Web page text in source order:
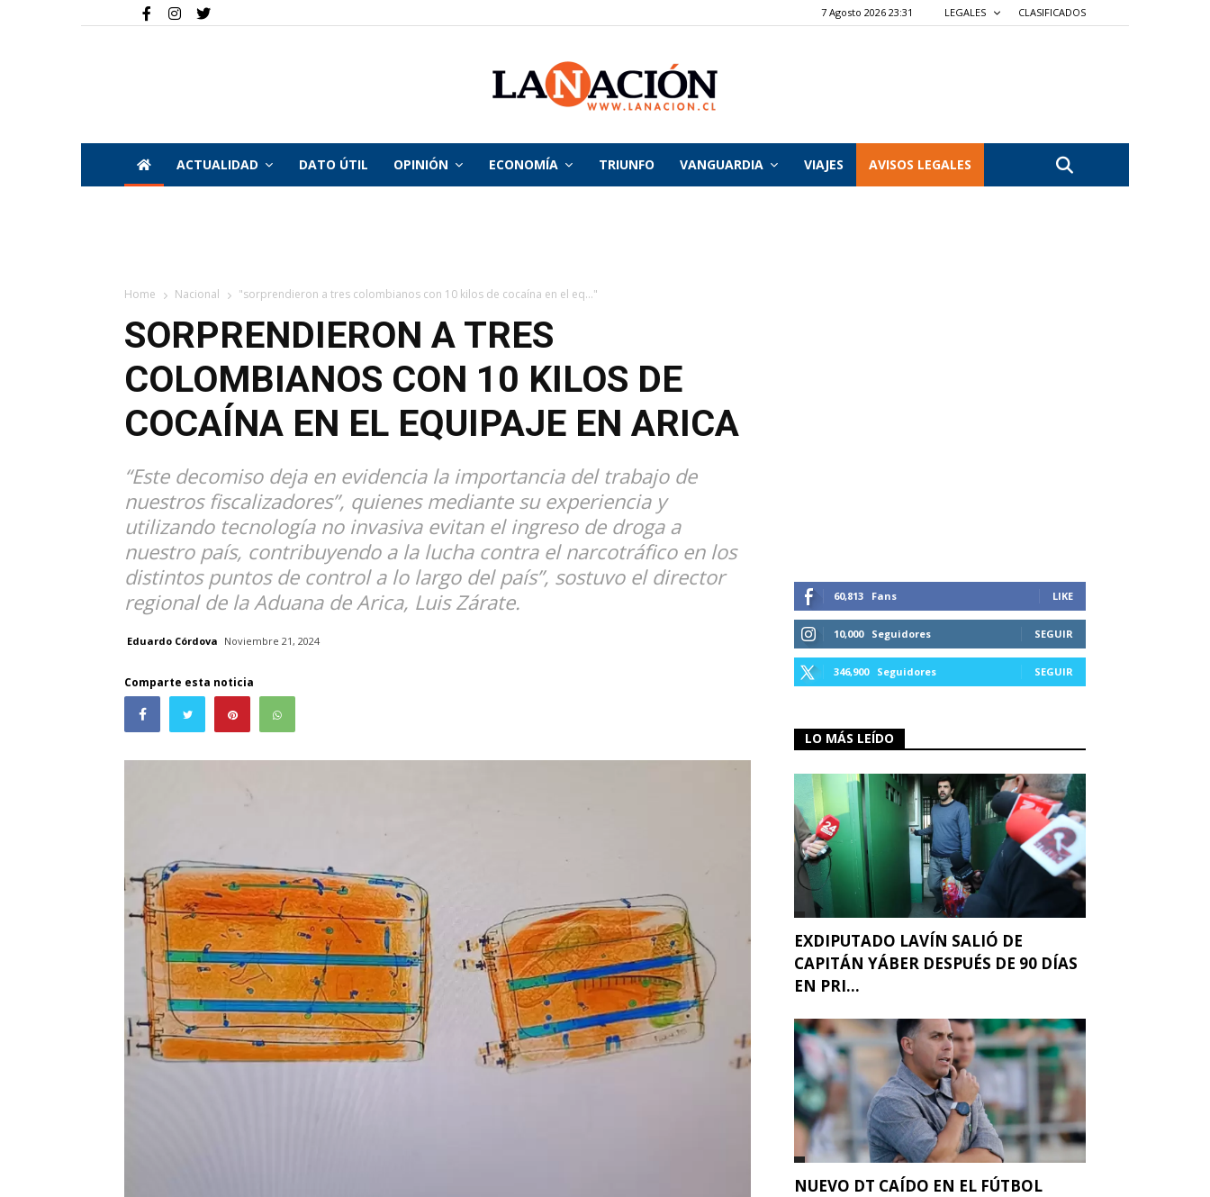
7 Agosto 2026 23:31 LEGALES CLASIFICADOS
La
ACTUALIDAD DATO ÚTIL OPINIÓN ECONOMÍA TRIUNFO VANGUARDIA VIAJES AVISOS LEGALES
Home Nacional "sorprendieron a tres colombianos con 10 kilos de cocaína en el eq..."
SORPRENDIERON A TRES
COLOMBIANOS CON 10 KILOS DE
COCAÍNA EN EL EQUIPAJE EN ARICA
“Este decomiso deja en evidencia la importancia del trabajo de
nuestros fiscalizadores”, quienes mediante su experiencia y
utilizando tecnología no invasiva evitan el ingreso de droga a
nuestro país, contribuyendo a la lucha contra el narcotráfico en los
distintos puntos de control a lo largo del país”, sostuvo el director
regional de la Aduana de Arica, Luis Zárate.
Eduardo Córdova Noviembre 21, 2024
Comparte esta noticia
60,813 Fans LIKE
10,000 Seguidores SEGUIR
346,900 Seguidores SEGUIR
LO MÁS LEÍDO
EXDIPUTADO LAVÍN SALIÓ DE
CAPITÁN YÁBER DESPUÉS DE 90 DÍAS
EN PRI...
NUEVO DT CAÍDO EN EL FÚTBOL